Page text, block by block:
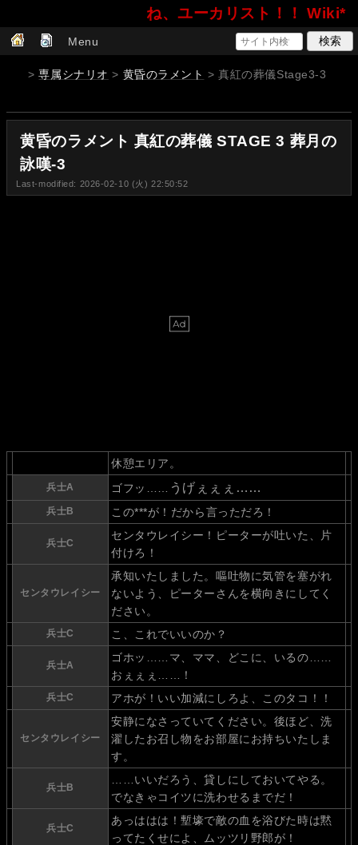
ね、ユーカリスト！！ Wiki*
Menu
>専属シナリオ > 黄昏のラメント > 真紅の葬儀Stage3-3
黄昏のラメント 真紅の葬儀 STAGE 3 葬月の
詠嘆-3
Last-modified: 2026-02-10 (火) 22:50:52
休憩エリア。
兵士A ゴフッ…… うげぇぇぇ……
兵士B この***が！だから言っただろ！
兵士C
センタウレイシー！ピーターが吐いた、片
付けろ！
センタウレイシー
承知いたしました。嘔吐物に気管を塞がれ
ないよう、ピーターさんを横向きにしてく
ださい。
兵士C こ、これでいいのか？
兵士A
ゴホッ……マ、ママ、どこに、いるの……
おぇぇぇ……！
兵士C アホが！いい加減にしろよ、このタコ！！
センタウレイシー
安静になさっていてください。後ほど、洗
濯したお召し物をお部屋にお持ちいたしま
す。
兵士B
……いいだろう、貸しにしておいてやる。
でなきゃコイツに洗わせるまでだ！
兵士C
あっははは！塹壕で敵の血を浴びた時は黙
ってたくせによ、ムッツリ野郎が！